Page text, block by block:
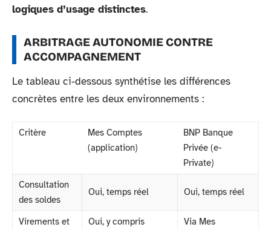
logiques d’usage distinctes.
ARBITRAGE AUTONOMIE CONTRE
ACCOMPAGNEMENT
Le tableau ci-dessous synthétise les différences
concrètes entre les deux environnements :
Critère
Mes Comptes
(application)
BNP Banque
Privée (e-
Private)
Consultation
des soldes
Oui, temps réel Oui, temps réel
Virements et
Oui, y compris
Via Mes